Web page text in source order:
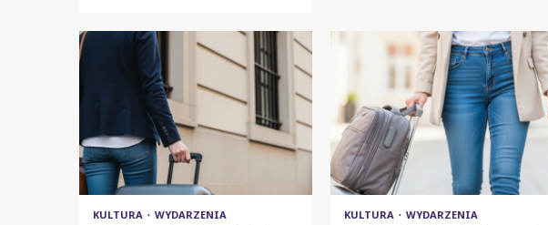
KULTURA WYDARZENIA KULTURA WYDARZENIA